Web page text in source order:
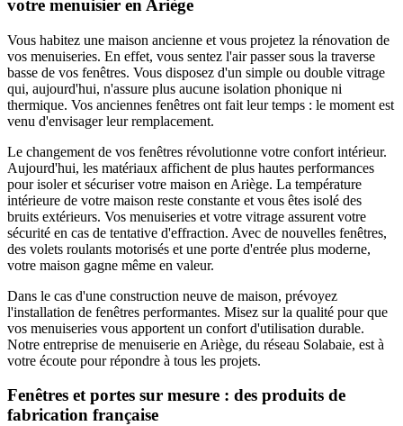
votre menuisier en Ariège
Vous habitez une maison ancienne et vous projetez la rénovation de
vos menuiseries. En effet, vous sentez l'air passer sous la traverse
basse de vos fenêtres. Vous disposez d'un simple ou double vitrage
qui, aujourd'hui, n'assure plus aucune isolation phonique ni
thermique. Vos anciennes fenêtres ont fait leur temps : le moment est
venu d'envisager leur remplacement.
Le changement de vos fenêtres révolutionne votre confort intérieur.
Aujourd'hui, les matériaux affichent de plus hautes performances
pour isoler et sécuriser votre maison en Ariège. La température
intérieure de votre maison reste constante et vous êtes isolé des
bruits extérieurs. Vos menuiseries et votre vitrage assurent votre
sécurité en cas de tentative d'effraction. Avec de nouvelles fenêtres,
des volets roulants motorisés et une porte d'entrée plus moderne,
votre maison gagne même en valeur.
Dans le cas d'une construction neuve de maison, prévoyez
l'installation de fenêtres performantes. Misez sur la qualité pour que
vos menuiseries vous apportent un confort d'utilisation durable.
Notre entreprise de menuiserie en Ariège, du réseau Solabaie, est à
votre écoute pour répondre à tous les projets.
Fenêtres et portes sur mesure : des produits de
fabrication française